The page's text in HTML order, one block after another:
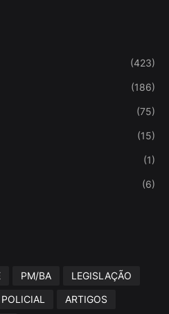
(423)
(186)
(75)
(15)
(1)
(6)
PM/BA
LEGISLAÇÃO
ARTIGOS